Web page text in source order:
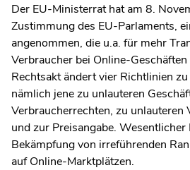
Der EU-Ministerrat hat am 8.
Zustimmung des EU-Parlaments,
angenommen, die u.a. für mehr
Verbraucher bei Online-
Rechtsakt ändert vier Richtlinien
nämlich jene zu unlauteren
Verbraucherrechten, zu unlauteren
und zur Preisangabe. Wesentlicher
Bekämpfung von irreführenden
auf Online-Marktplätzen.